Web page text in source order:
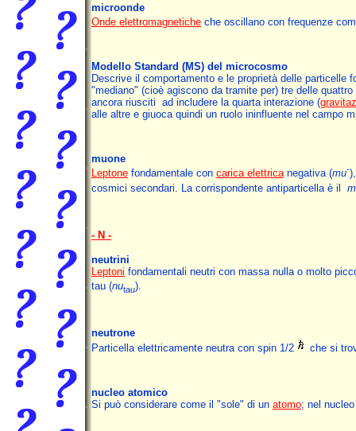
microonde
Onde elettromagnetiche che oscillano con frequenze
Modello Standard (MS) del microcosmo
Descrive il comportamento e le proprietà delle particelle
"mediano" (cioè agiscono da tramite per) tre delle
ancora riusciti ad includere la quarta interazione (
alle altre e giuoca quindi un ruolo ininfluente nel campo
muone
Leptone fondamentale con carica elettricanegativa (mu-
cosmici secondari. La corrispondente antiparticella è il
- N -
neutrini
Leptoni fondamentali neutri con massa nulla o molto
tau (nutau).
neutrone
Particella elettricamente neutra con spin 1/2
che si
nucleo atomico
Si può considerare come il "sole" di un atomo; nel